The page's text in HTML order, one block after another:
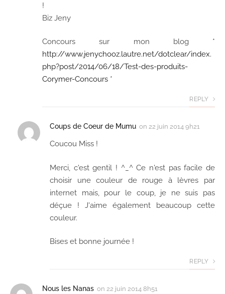
!
Biz Jeny
Concours sur mon blog *
http://www.jenychooz.lautre.net/dotclear/index.
php?post/2014/06/18/Test-des-produits-
Corymer-Concours *
REPLY
Coups de Coeur de Mumu on 22 juin 2014 9h21
Coucou Miss !
Merci, c'est gentil ! ^_^ Ce n'est pas facile de
choisir une couleur de rouge à lèvres par
internet mais, pour le coup, je ne suis pas
déçue ! J'aime également beaucoup cette
couleur.
Bises et bonne journée !
REPLY
Nous les Nanas on 22 juin 2014 8h51